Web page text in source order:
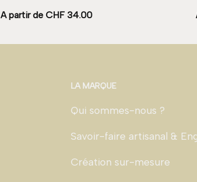
A partir deCHF 34.00
LA MARQUE
Qui sommes-nous ?
Savoir-faire artisanal &
Création sur-mesure